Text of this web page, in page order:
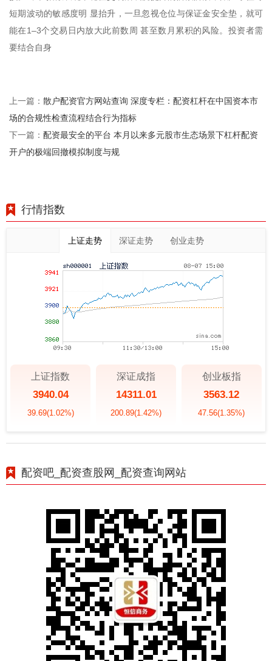
短期波动的敏感度明 显抬升，一旦忽视仓位与保证金安全垫，就可
能在1–3个交易日内放大此前数周 甚至数月累积的风险。投资者需
要结合自身
上一篇： 散户配资官方网站查询 深度专栏：配资杠杆在中国资本市
场的合规性检查流程结合行为指标
下一篇： 配资最安全的平台 本月以来多元股市生态场景下杠杆配资
开户的极端回撤模拟制度与规
行情指数
上证走势 深证走势 创业走势
上证指数
3940.04
39.69(1.02%)
深证成指
14311.01
200.89(1.42%)
创业板指
3563.12
47.56(1.35%)
配资吧_配资查股网_配资查询网站